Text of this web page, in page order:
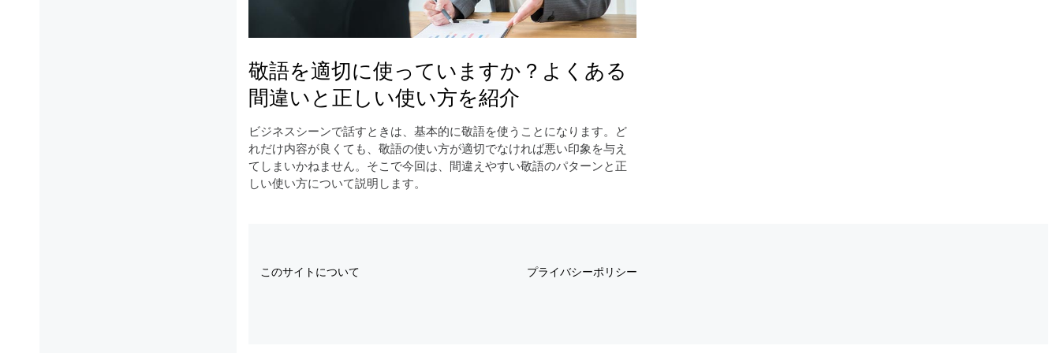
敬語を適切に使っていますか？よくある
間違いと正しい使い方を紹介
ビジネスシーンで話すときは、基本的に敬語を使うことになります。ど
れだけ内容が良くても、敬語の使い方が適切でなければ悪い印象を与え
てしまいかねません。そこで今回は、間違えやすい敬語のパターンと正
しい使い方について説明します。
このサイトについて プライバシーポリシー